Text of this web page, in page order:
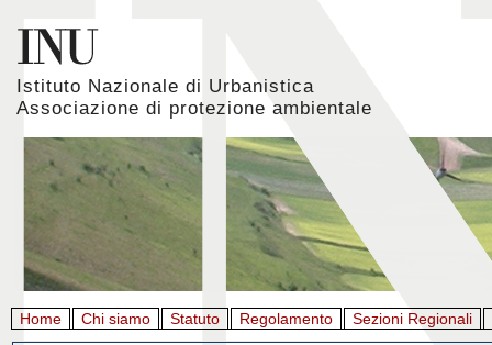
Istituto Nazionale di Urbanistica
Associazione di protezione ambientale
Home Chi siamo Statuto Regolamento Sezioni Regionali